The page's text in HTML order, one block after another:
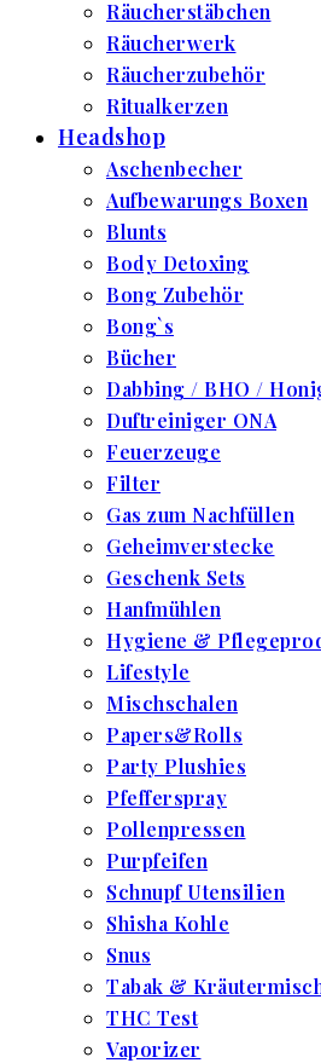
Räucherstäbchen
Räucherwerk
Räucherzubehör
Ritualkerzen
Headshop
Aschenbecher
Aufbewarungs Boxen
Blunts
Body Detoxing
Bong Zubehör
Bong`s
Bücher
Dabbing / BHO /
Duftreiniger ONA
Feuerzeuge
Filter
Gas zum Nachfüllen
Geheimverstecke
Geschenk Sets
Hanfmühlen
Hygiene &
Lifestyle
Mischschalen
Papers&Rolls
Party Plushies
Pfefferspray
Pollenpressen
Purpfeifen
Schnupf Utensilien
Shisha Kohle
Snus
Tabak &
THC Test
Vaporizer